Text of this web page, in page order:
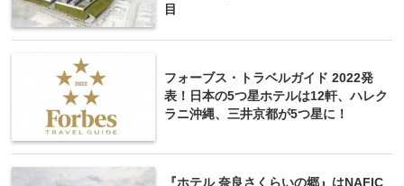
目
フォーブス・トラベルガイド 2022発
表！日本の5つ星ホテルは12軒、ハレク
ラニ沖縄、三井京都が5つ星に！
『ホテル 奈良さくらいの郷』はNAFIC